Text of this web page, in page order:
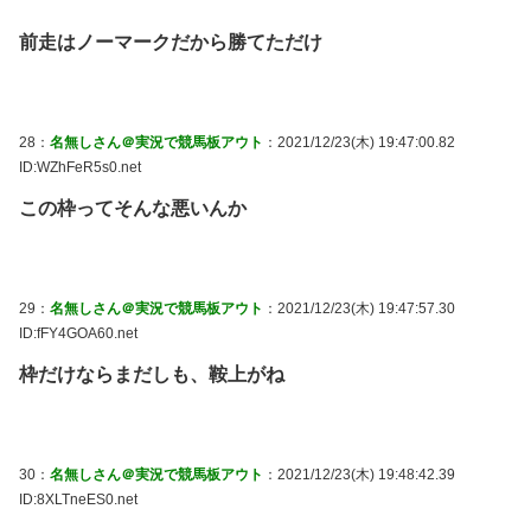
前走はノーマークだから勝てただけ
28： 名無しさん＠実況で競馬板アウト ：2021/12/23(木) 19:47:00.82
ID:WZhFeR5s0.net
この枠ってそんな悪いんか
29： 名無しさん＠実況で競馬板アウト ：2021/12/23(木) 19:47:57.30
ID:fFY4GOA60.net
枠だけならまだしも、鞍上がね
30： 名無しさん＠実況で競馬板アウト ：2021/12/23(木) 19:48:42.39
ID:8XLTneES0.net